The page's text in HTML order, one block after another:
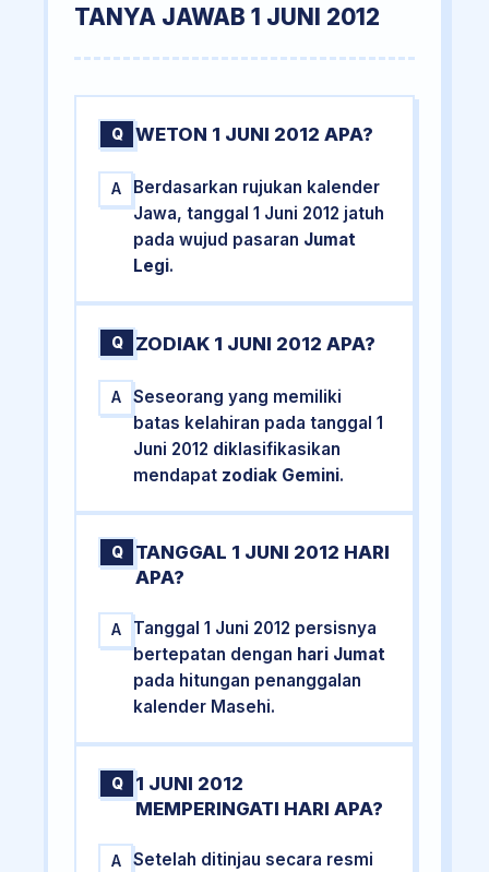
TANYA JAWAB 1 JUNI 2012
Q WETON 1 JUNI 2012 APA?
A
Berdasarkan rujukan kalender
Jawa, tanggal 1 Juni 2012 jatuh
pada wujud pasaran Jumat
Legi.
Q ZODIAK 1 JUNI 2012 APA?
A
Seseorang yang memiliki
batas kelahiran pada tanggal 1
Juni 2012 diklasifikasikan
mendapat zodiak Gemini.
Q
TANGGAL 1 JUNI 2012 HARI
APA?
A
Tanggal 1 Juni 2012 persisnya
bertepatan dengan hari Jumat
pada hitungan penanggalan
kalender Masehi.
Q
1 JUNI 2012
MEMPERINGATI HARI APA?
A
Setelah ditinjau secara resmi